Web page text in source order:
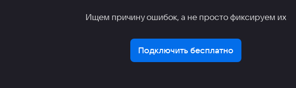
Ищем причину ошибок, а не просто фиксируем их
Подключить бесплатно